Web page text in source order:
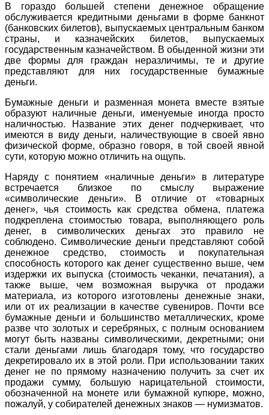
В гораздо большей степени денежное обращение
обслуживается кредитными деньгами в форме банкнот
(банковских билетов), выпускаемых центральным банком
страны, и казначейских билетов, выпускаемых
государственным казначейством. В обыденной жизни эти
две формы для граждан неразличимы, те и другие
представляют для них государственные бумажные
деньги.
Бумажные деньги и разменная монета вместе взятые
образуют наличные деньги, именуемые иногда просто
наличностью. Название этих денег подчеркивает, что
имеются в виду деньги, наличествующие в своей явно
физической форме, образно говоря, в той своей явной
сути, которую можно отличить на ощупь.
Наряду с понятием «наличные деньги» в литературе
встречается близкое по смыслу выражение
«символические деньги». В отличие от «товарных
денег», чья стоимость как средства обмена, платежа
подкреплена стоимостью товара, выполняющего роль
денег, в символических деньгах это правило не
соблюдено. Символические деньги представляют собой
денежное средство, стоимость и покупательная
способность которого как денег существенно выше, чем
издержки их выпуска (стоимость чеканки, печатания), а
также выше, чем возможная выручка от продажи
материала, из которого изготовлены денежные знаки,
или от их реализации в качестве сувениров. Почти все
бумажные деньги и большинство металлических, кроме
разве что золотых и серебряных, с полным основанием
могут быть названы символическими, декретными; они
стали деньгами лишь благодаря тому, что государство
декретировало их в этой роли. При использовании таких
денег не по прямому назначению получить за счет их
продажи сумму, большую нарицательной стоимости,
обозначенной на монете или бумажной купюре, можно,
пожалуй, у собирателей денежных знаков — нумизматов.